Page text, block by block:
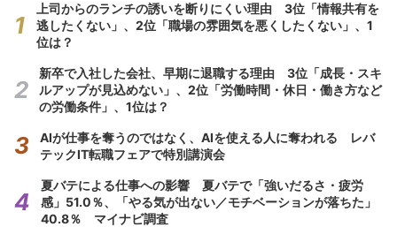
上司からのランチの誘いを断りにくい理由 3位「情報共有を
逃したくない」、2位「職場の雰囲気を悪くしたくない」、1
位は？
新卒で入社した会社、早期に退職する理由 3位「成長・スキ
ルアップが見込めない」、2位「労働時間・休日・働き方など
の労働条件」、1位は？
AIが仕事を奪うのではなく、AIを使える人に奪われる レバ
テックIT転職フェアで特別講演会
夏バテによる仕事への影響 夏バテで「強いだるさ・疲労
感」51.0％、「やる気が出ない／モチベーションが落ちた」
40.8％ マイナビ調査